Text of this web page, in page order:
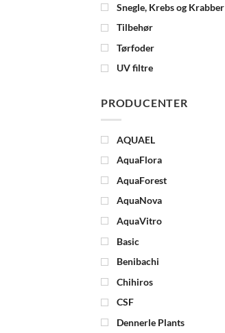
Snegle, Krebs og Krabber
Tilbehør
Tørfoder
UV filtre
PRODUCENTER
AQUAEL
AquaFlora
AquaForest
AquaNova
AquaVitro
Basic
Benibachi
Chihiros
CSF
Dennerle Plants